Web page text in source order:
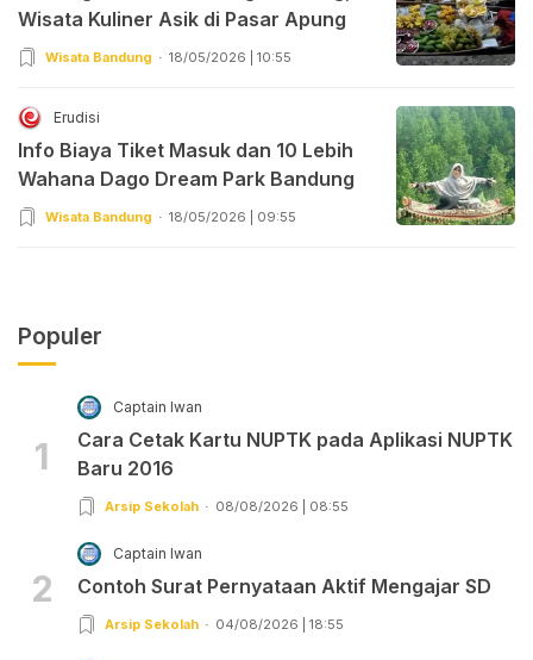
Wisata Kuliner Asik di Pasar Apung
Wisata Bandung 18/05/2026 | 10:55
Erudisi
Info Biaya Tiket Masuk dan 10 Lebih
Wahana Dago Dream Park Bandung
Wisata Bandung 18/05/2026 | 09:55
Populer
1
Captain Iwan
Cara Cetak Kartu NUPTK pada Aplikasi NUPTK
Baru 2016
Arsip Sekolah 08/08/2026 | 08:55
2
Captain Iwan
Contoh Surat Pernyataan Aktif Mengajar SD
Arsip Sekolah 04/08/2026 | 18:55